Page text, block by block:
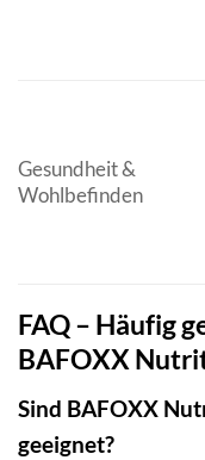
Gesundheit &
Wohlbefinden
FAQ – Häufig
BAFOXX
Sind BAFOXX
geeignet?